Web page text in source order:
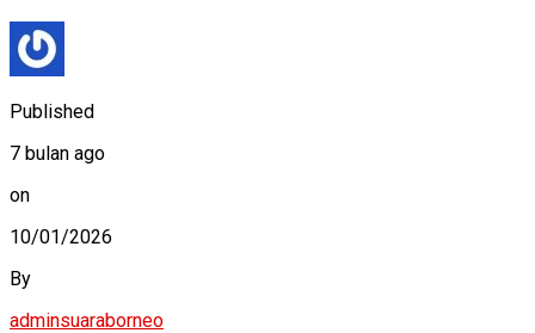
Published
7 bulan ago
on
10/01/2026
By
adminsuaraborneo